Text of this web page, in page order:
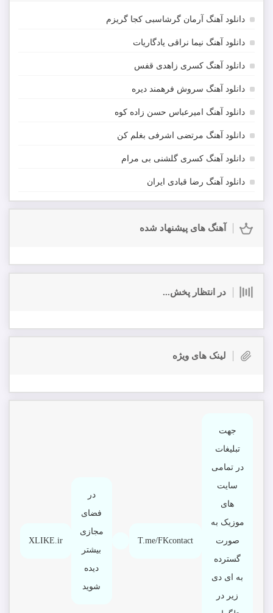
دانلود آهنگ آرمان گرشاسبی کجا گریزم
دانلود آهنگ نیما نراقی یادگاریات
دانلود آهنگ کسری زاهدی قفس
دانلود آهنگ سروش فرهمند دیره
دانلود آهنگ امیرعباس حسن زاده کوه
دانلود آهنگ مرتضی اشرفی بغلم کن
دانلود آهنگ کسری گلشنی بی مرام
دانلود آهنگ رضا قبادی ایران
آهنگ های پیشنهاد شده
در انتظار پخش...
لینک های ویژه
جهت
تبلیغات
در تمامی
سایت
های
موزیک به
صورت
گسترده
به ای دی
زیر در
T.me/FKcontact
در
فضای
مجازی
بیشتر
دیده
شوید
XLIKE.ir